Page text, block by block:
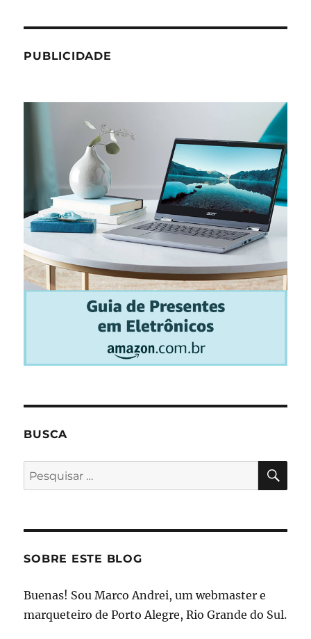
PUBLICIDADE
BUSCA
Pesquisar
por:
SOBRE ESTE BLOG
Buenas! Sou Marco Andrei, um webmaster e
marqueteiro de Porto Alegre, Rio Grande do Sul.